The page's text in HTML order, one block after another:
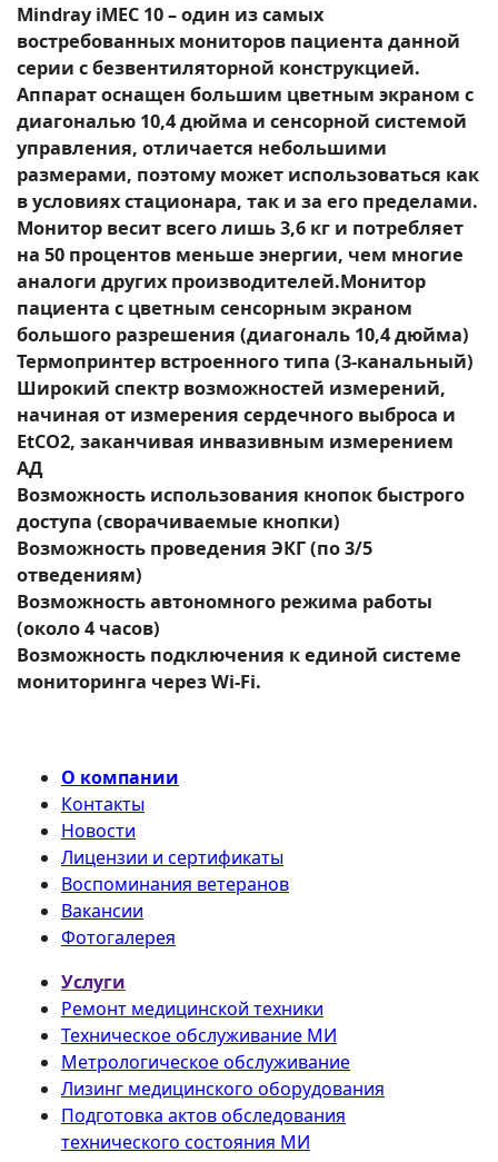
Mindray iMEC 10 – один из самых
востребованных мониторов пациента данной
серии с безвентиляторной конструкцией.
Аппарат оснащен большим цветным экраном с
диагональю 10,4 дюйма и сенсорной системой
управления, отличается небольшими
размерами, поэтому может использоваться как
в условиях стационара, так и за его пределами.
Монитор весит всего лишь 3,6 кг и потребляет
на 50 процентов меньше энергии, чем многие
аналоги других производителей.Монитор
пациента с цветным сенсорным экраном
большого разрешения (диагональ 10,4 дюйма)
Термопринтер встроенного типа (3-канальный)
Широкий спектр возможностей измерений,
начиная от измерения сердечного выброса и
EtCO2, заканчивая инвазивным измерением
АД
Возможность использования кнопок быстрого
доступа (сворачиваемые кнопки)
Возможность проведения ЭКГ (по 3/5
отведениям)
Возможность автономного режима работы
(около 4 часов)
Возможность подключения к единой системе
мониторинга через Wi-Fi.
О компании
Контакты
Новости
Лицензии и сертификаты
Воспоминания ветеранов
Вакансии
Фотогалерея
Услуги
Ремонт медицинской техники
Техническое обслуживание МИ
Метрологическое обслуживание
Лизинг медицинского оборудования
Подготовка актов обследования
технического состояния МИ